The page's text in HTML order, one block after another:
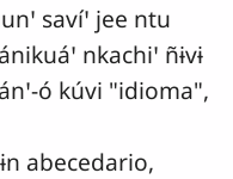
savíꞌ jee ntu
nkachiꞌ ñɨvɨ
ó kúvi "idioma",
abecedario,